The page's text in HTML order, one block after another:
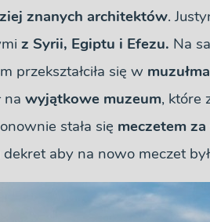
znanych architektów.
z Syrii, Egiptu i Efezu. Na
przekształciła się w
na wyjątkowe muzeum, które
stała się meczetem
aby na nowo meczet